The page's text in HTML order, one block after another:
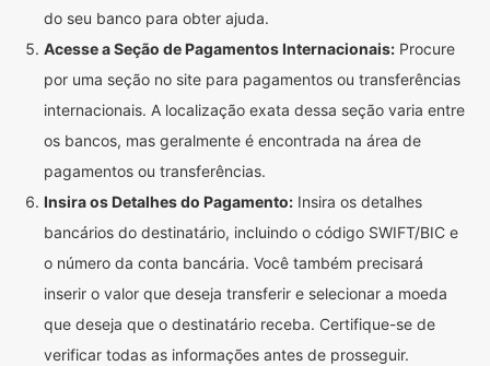
do seu banco para obter ajuda.
Acesse a Seção de Pagamentos Internacionais: Procure
por uma seção no site para pagamentos ou transferências
internacionais. A localização exata dessa seção varia entre
os bancos, mas geralmente é encontrada na área de
pagamentos ou transferências.
Insira os Detalhes do Pagamento: Insira os detalhes
bancários do destinatário, incluindo o código SWIFT/BIC e
o número da conta bancária. Você também precisará
inserir o valor que deseja transferir e selecionar a moeda
que deseja que o destinatário receba. Certifique-se de
verificar todas as informações antes de prosseguir.